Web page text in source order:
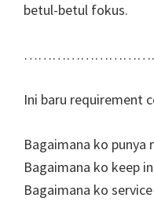
betul-betul fokus.
Ini baru requirement
Bagaimana ko punya
Bagaimana ko keep
Bagaimana ko